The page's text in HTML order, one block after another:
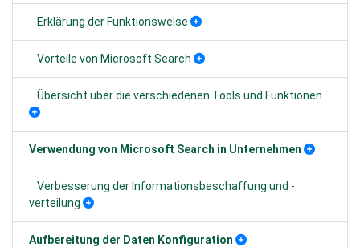
Erklärung der Funktionsweise
Vorteile von Microsoft Search
Übersicht über die verschiedenen Tools und Funktionen
Verwendung von Microsoft Search in Unternehmen
Verbesserung der Informationsbeschaffung und -
verteilung
Aufbereitung der Daten Konfiguration